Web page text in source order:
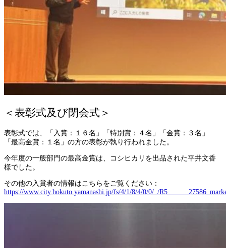
＜表彰式及び閉会式＞
表彰式では、「入賞：１６名」「特別賞：４名」「金賞：３名」
「最高金賞：１名」の方の表彰が執り行われました。
今年度の一般部門の最高金賞は、コシヒカリを出品された平井文香
様でした。
その他の入賞者の情報はこちらをご覧ください：
https://www.city.hokuto.yamanashi.jp/fs/4/1/8/4/0/0/_/